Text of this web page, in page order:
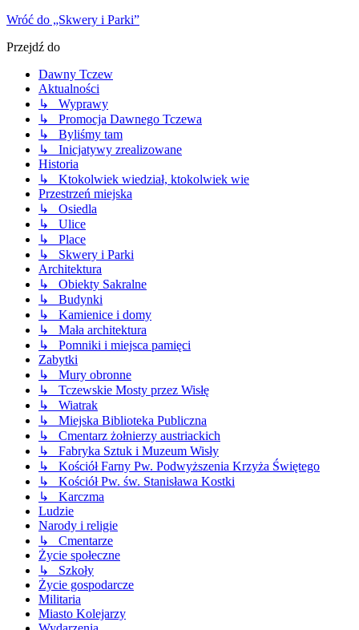
Wróć do „Skwery i Parki”
Przejdź do
Dawny Tczew
Aktualności
↳ Wyprawy
↳ Promocja Dawnego Tczewa
↳ Byliśmy tam
↳ Inicjatywy zrealizowane
Historia
↳ Ktokolwiek wiedział, ktokolwiek wie
Przestrzeń miejska
↳ Osiedla
↳ Ulice
↳ Place
↳ Skwery i Parki
Architektura
↳ Obiekty Sakralne
↳ Budynki
↳ Kamienice i domy
↳ Mała architektura
↳ Pomniki i miejsca pamięci
Zabytki
↳ Mury obronne
↳ Tczewskie Mosty przez Wisłę
↳ Wiatrak
↳ Miejska Biblioteka Publiczna
↳ Cmentarz żołnierzy austriackich
↳ Fabryka Sztuk i Muzeum Wisły
↳ Kościół Farny Pw. Podwyższenia Krzyża Świętego
↳ Kościół Pw. św. Stanisława Kostki
↳ Karczma
Ludzie
Narody i religie
↳ Cmentarze
Życie społeczne
↳ Szkoły
Życie gospodarcze
Militaria
Miasto Kolejarzy